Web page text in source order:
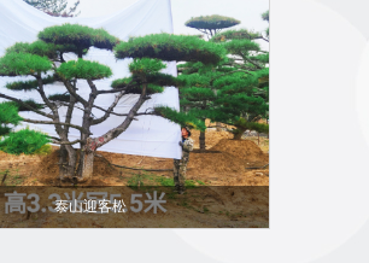
泰山迎客松